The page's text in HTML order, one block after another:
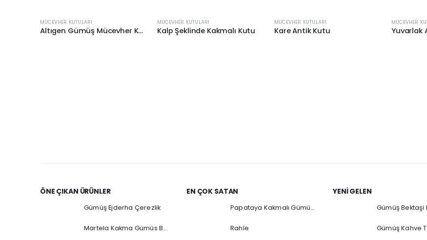
MÜCEVHER KUTULARI
Altıgen Gümüş Mücevher Kutusu
MÜCEVHER KUTULARI
Kalp Şeklinde Kakmalı Kutu
MÜCEVHER KUTULARI
Kare Antik Kutu
MÜCEVHER
Yuvarlak
ÖNE ÇIKAN ÜRÜNLER
Gümüş Ejderha Çerezlik
Martela Kakma Gümüs Buz Kovası
EN ÇOK SATAN
Papataya Kakmalı Gümüş Sürahi
Rahle
YENI GELEN
Gümüş Bektaşi
Gümüş Kahve